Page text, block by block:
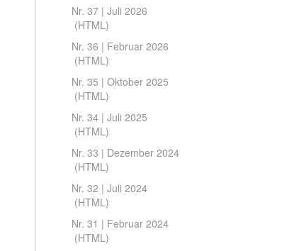
Nr. 37 | Juli 2026
(HTML)
Nr. 36 | Februar 2026
(HTML)
Nr. 35 | Oktober 2025
(HTML)
Nr. 34 | Juli 2025
(HTML)
Nr. 33 | Dezember 2024
(HTML)
Nr. 32 | Juli 2024
(HTML)
Nr. 31 | Februar 2024
(HTML)